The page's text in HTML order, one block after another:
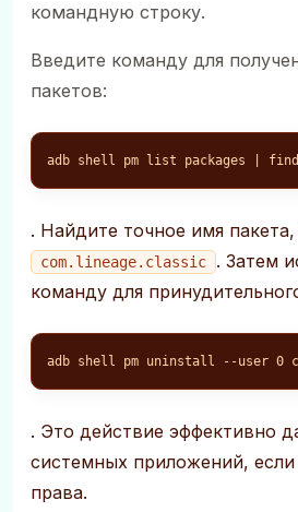
командную строку.
Введите команду для
пакетов:
adb shell pm list packages |
. Найдите точное имя
com.lineage.classic
. Затем
команду для
adb shell pm uninstall --user 0
. Это действие эффективно
системных приложений,
права.